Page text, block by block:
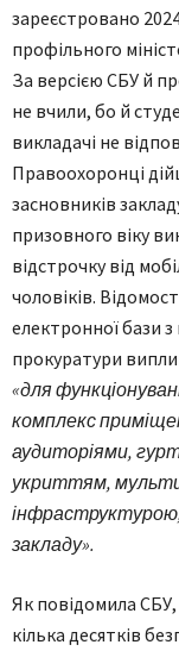
зареєстровано
профільного
За версією СБУ й
не вчили, бо й
викладачі не
Правоохоронці
засновників
призовного віку
відстрочку від
чоловіків.
електронної бази
прокуратури
«для
комплекс
аудиторіями,
укриттям,
закладу».
Як повідомила
кілька десятків